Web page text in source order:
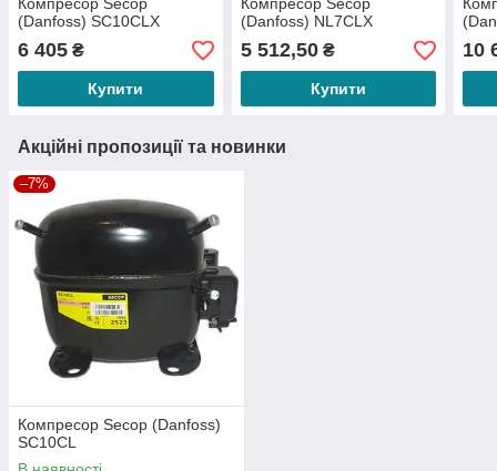
Компресор Secop
(Danfoss) SC10CLX
6 405 ₴
Купити
Компресор Secop
(Danfoss) NL7CLX
5 512,50₴
Купити
10
Акційні пропозиції та новинки
–7%
Компресор Secop (Danfoss)
SC10CL